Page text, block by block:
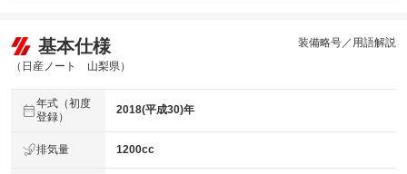
基本仕様
（日産ノート 山梨県）
装備略号／用語解説
年式（初度
登録）
2018(平成30)年
排気量 1200cc